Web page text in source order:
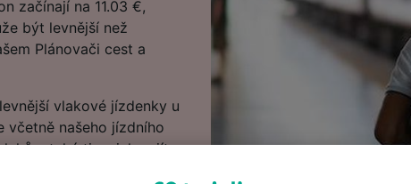
začínají na 11.03 €,
být levnější než
Plánovači cest a
vlakové jízdenky u
včetně našeho jízdního
a také tipy, jak najít